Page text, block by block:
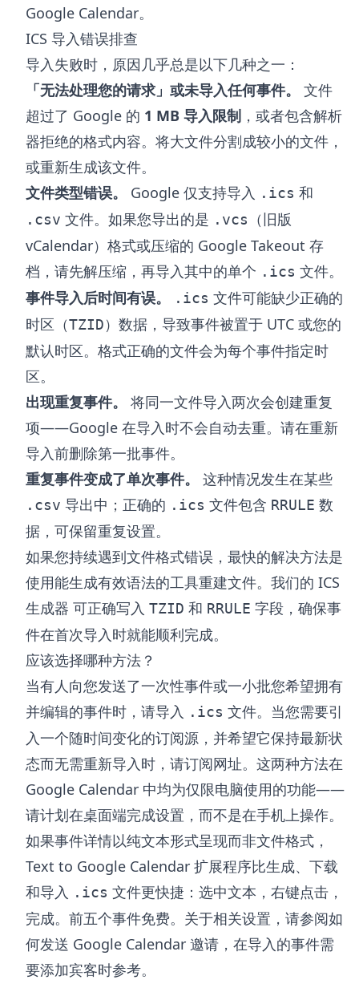
Google Calendar。
ICS 导入错误排查
导入失败时，原因几乎总是以下几种之一：
「无法处理您的请求」或未导入任何事件。
文件
超过了 Google 的 1 MB 导入限制 ，或者包含解析
器拒绝的格式内容。将大文件分割成较小的文件，
或重新生成该文件。
文件类型错误。
Google 仅支持导入 .ics 和
.csv 文件。如果您导出的是 .vcs
（旧版
vCalendar）格式或压缩的 Google Takeout 存
档，请先解压缩，再导入其中的单个 .ics 文件。
事件导入后时间有误。
.ics 文件可能缺少正确的
时区（TZID）数据，导致事件被置于 UTC 或您的
默认时区。格式正确的文件会为每个事件指定时
区。
出现重复事件。
将同一文件导入两次会创建重复
项——Google 在导入时不会自动去重。请在重新
导入前删除第一批事件。
重复事件变成了单次事件。
这种情况发生在某些
.csv 导出中；正确的 .ics 文件包含 RRULE 数
据，可保留重复设置。
如果您持续遇到文件格式错误，最快的解决方法是
使用能生成有效语法的工具重建文件。我们的 ICS
生成器 可正确写入 TZID 和 RRULE 字段，确保事
件在首次导入时就能顺利完成。
应该选择哪种方法？
当有人向您发送了一次性事件或一小批您希望拥有
并编辑的事件时，请导入 .ics 文件。当您需要引
入一个随时间变化的订阅源，并希望它保持最新状
态而无需重新导入时，请订阅网址。这两种方法在
Google Calendar 中均为仅限电脑使用的功能——
请计划在桌面端完成设置，而不是在手机上操作。
如果事件详情以纯文本形式呈现而非文件格式，
Text to Google Calendar 扩展程序比生成、下载
和导入 .ics 文件更快捷：选中文本，右键点击，
完成。前五个事件免费。关于相关设置，请参阅如
何发送 Google Calendar 邀请 ，在导入的事件需
要添加宾客时参考。